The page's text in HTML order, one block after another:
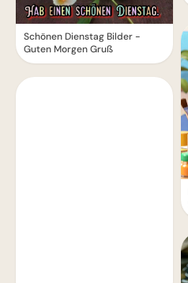
Schönen Dienstag Bilder -
Guten Morgen Gruß